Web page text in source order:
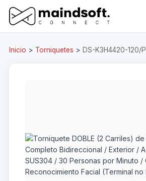
Inicio > Torniquetes > DS-K3H4420-120/